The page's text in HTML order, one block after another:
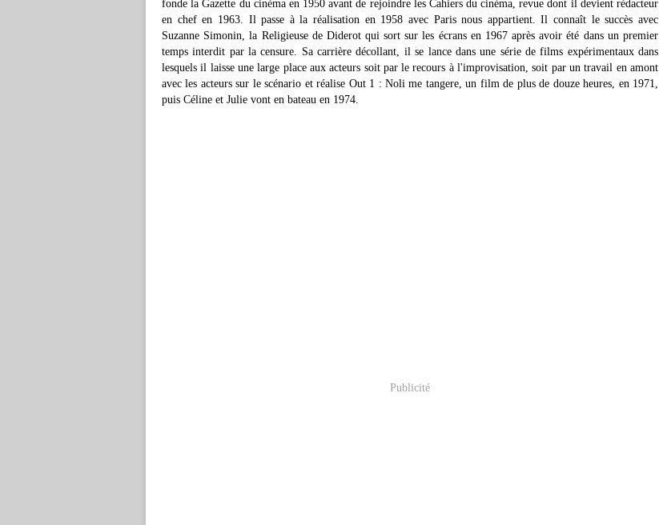
fonde la Gazette du cinéma en 1950 avant de rejoindre les Cahiers du cinéma, revue dont il devient rédacteur
en chef en 1963. Il passe à la réalisation en 1958 avec Paris nous appartient. Il connaît le succès avec
Suzanne Simonin, la Religieuse de Diderot qui sort sur les écrans en 1967 après avoir été dans un premier
temps interdit par la censure. Sa carrière décollant, il se lance dans une série de films expérimentaux dans
lesquels il laisse une large place aux acteurs soit par le recours à l'improvisation, soit par un travail en amont
avec les acteurs sur le scénario et réalise Out 1 : Noli me tangere, un film de plus de douze heures, en 1971,
puis Céline et Julie vont en bateau en 1974.
Publicité